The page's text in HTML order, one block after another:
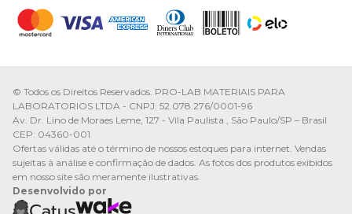
© Todos os Direitos Reservados. PRO-LAB MATERIAIS PARA
LABORATORIOS LTDA - CNPJ: 52.078.276/0001-96
Av. Dr. Lino de Moraes Leme, 127 - Vila Paulista , São Paulo/SP – Brasil
CEP: 04360-001
Ofertas válidas até o término de nossos estoques para internet. Vendas
sujeitas à análise e confirmação de dados. As fotos dos produtos exibidos
em nosso site são meramente ilustrativas.
Desenvolvido por